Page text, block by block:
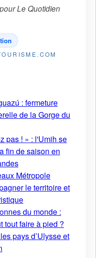
pourLe Quotidien
: fermeture
de la Gorge du
pas ! » : l'Umih se
fin de saison en
Métropole
le territoire et
du monde :
tout faire à pied ?
pays d’Ulysse et